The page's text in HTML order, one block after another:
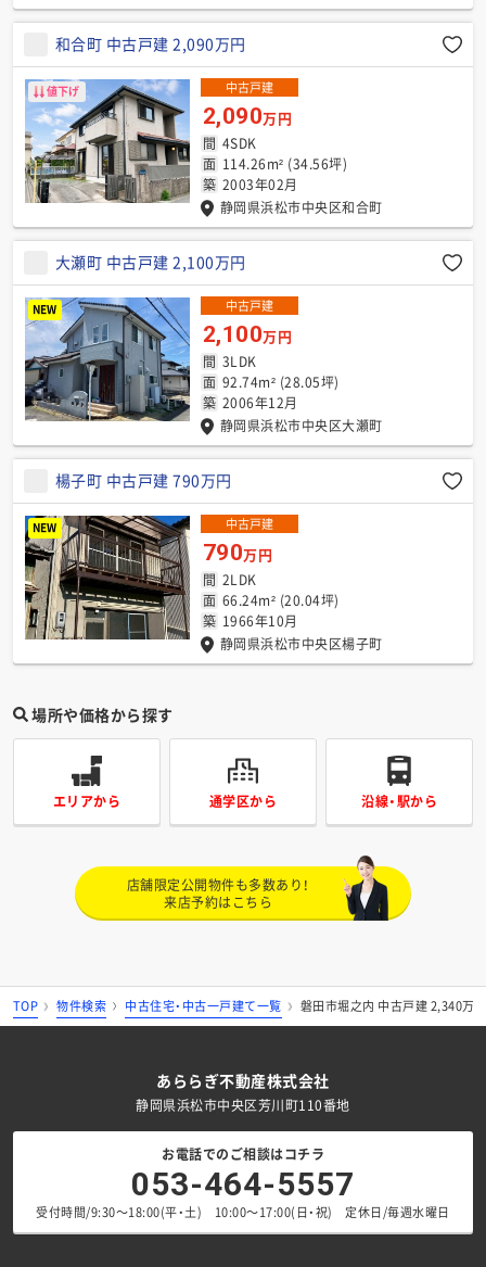
TOP 物件検索 中古住宅・中古一戸建て一覧 磐田市堀之内 中古戸建 2,340万
中古戸建
値下げ
和合町 中古戸建 2,090万円
間 4SDK
面 114.26m² (34.56坪)
築 2003年02月
静岡県浜松市中央区和合町
2,090万円
中古戸建
NEW
大瀬町 中古戸建 2,100万円
間 3LDK
面 92.74m² (28.05坪)
築 2006年12月
静岡県浜松市中央区大瀬町
2,100万円
中古戸建
NEW
楊子町 中古戸建 790万円
間 2LDK
面 66.24m² (20.04坪)
築 1966年10月
静岡県浜松市中央区楊子町
790万円
場所や価格から探す
エリアから 通学区から 沿線・駅から
店舗限定公開物件も多数あり！
来店予約はこちら
お電話でのご相談はコチラ
053-464-5557
受付時間/9:30～18:00(平・土) 10:00～17:00(日・祝) 定休日/毎週水曜日
あららぎ不動産株式会社
静岡県浜松市中央区芳川町110番地